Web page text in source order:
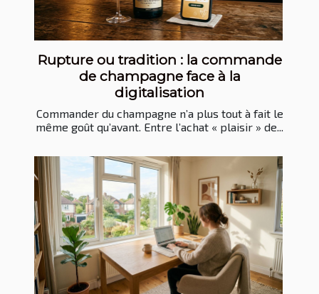
Rupture ou tradition : la commande
de champagne face à la
digitalisation
Commander du champagne n’a plus tout à fait le
même goût qu’avant. Entre l’achat « plaisir » de...